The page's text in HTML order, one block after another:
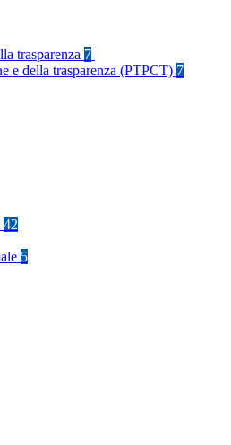
trasparenza 7
e della trasparenza (PTPCT) 7
42
5